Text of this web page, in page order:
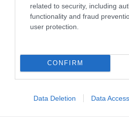
related to security, including
functionality and fraud
user protection.
CONFIRM
Data Deletion Data Access
03.05.2026
«Ανεβαίνει» η παραγωγή